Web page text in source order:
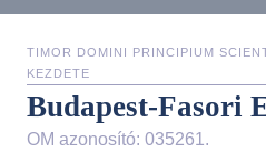
TIMOR DOMINI PRINCIPIUM
KEZDETE
Budapest-Fasori
OM azonosító: 035261.